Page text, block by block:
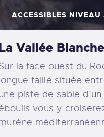
ACCESSIBLES NIVEAU
Vallée Blanche
la face ouest du
faille située
piste de sable
vous y